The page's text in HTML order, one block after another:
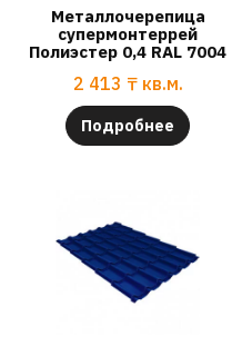
Металлочерепица
супермонтеррей
Полиэстер 0,4 RAL 7004
2 413 ₸ кв.м.
Подробнее